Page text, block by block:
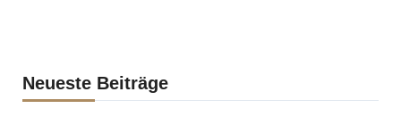
Neueste Beiträge